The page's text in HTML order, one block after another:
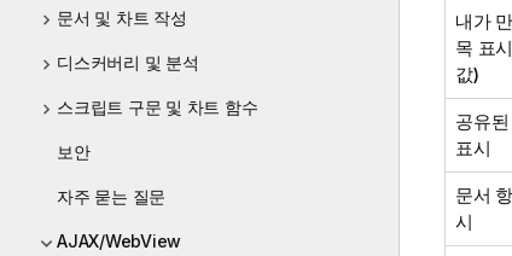
문서 및 차트 작성
디스커버리 및 분석
스크립트 구문 및 차트 함수
보안
자주 묻는 질문
AJAX/WebView
내가
목 표
값)
공유
표시
문서
시